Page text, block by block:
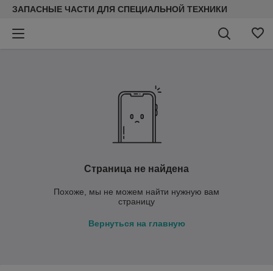
ЗАПАСНЫЕ ЧАСТИ ДЛЯ СПЕЦИАЛЬНОЙ ТЕХНИКИ
Страница не найдена
Похоже, мы не можем найти нужную вам
страницу
Вернуться на главную